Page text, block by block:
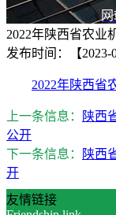
网
2022年陕西省农业
发布时间：【2023-
2022年陕西省
上一条信息：
陕西
公开
下一条信息：
陕西
开
友情链接